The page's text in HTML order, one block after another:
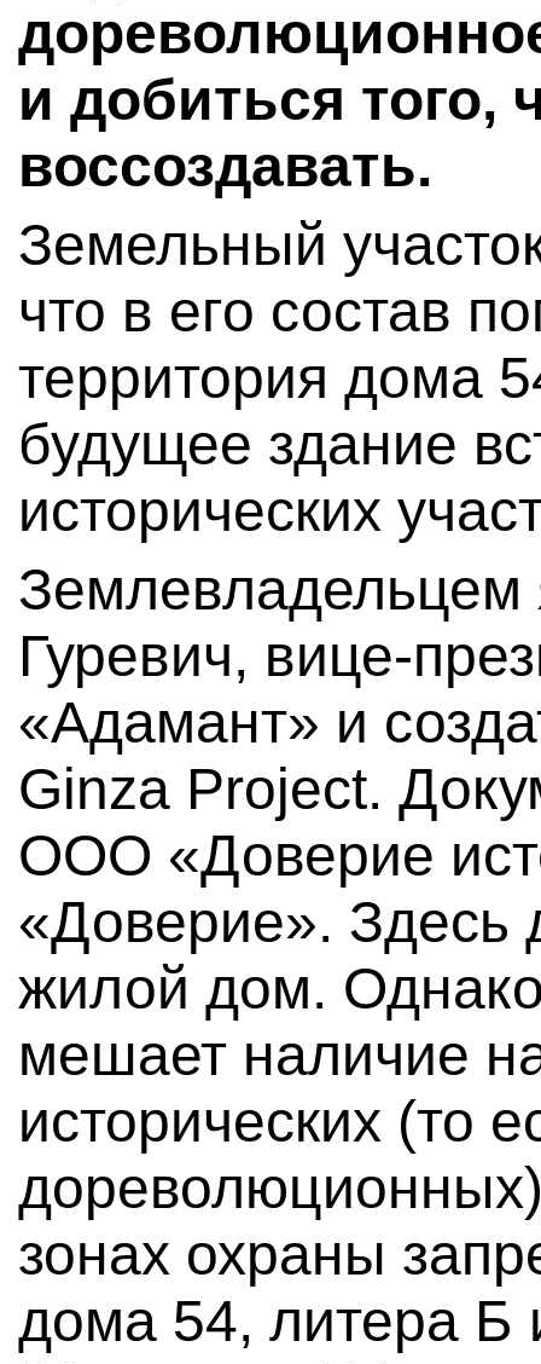
и добиться того,
воссоздавать.
Земельный
что в его состав
территория дома
будущее здание
исторических
Землевладельцем
Гуревич, вице-
«Адамант» и
Ginza Project.
ООО «Доверие
«Доверие». Здесь
жилой дом.
мешает наличие
исторических (то
зонах охраны
дома 54, литера Б